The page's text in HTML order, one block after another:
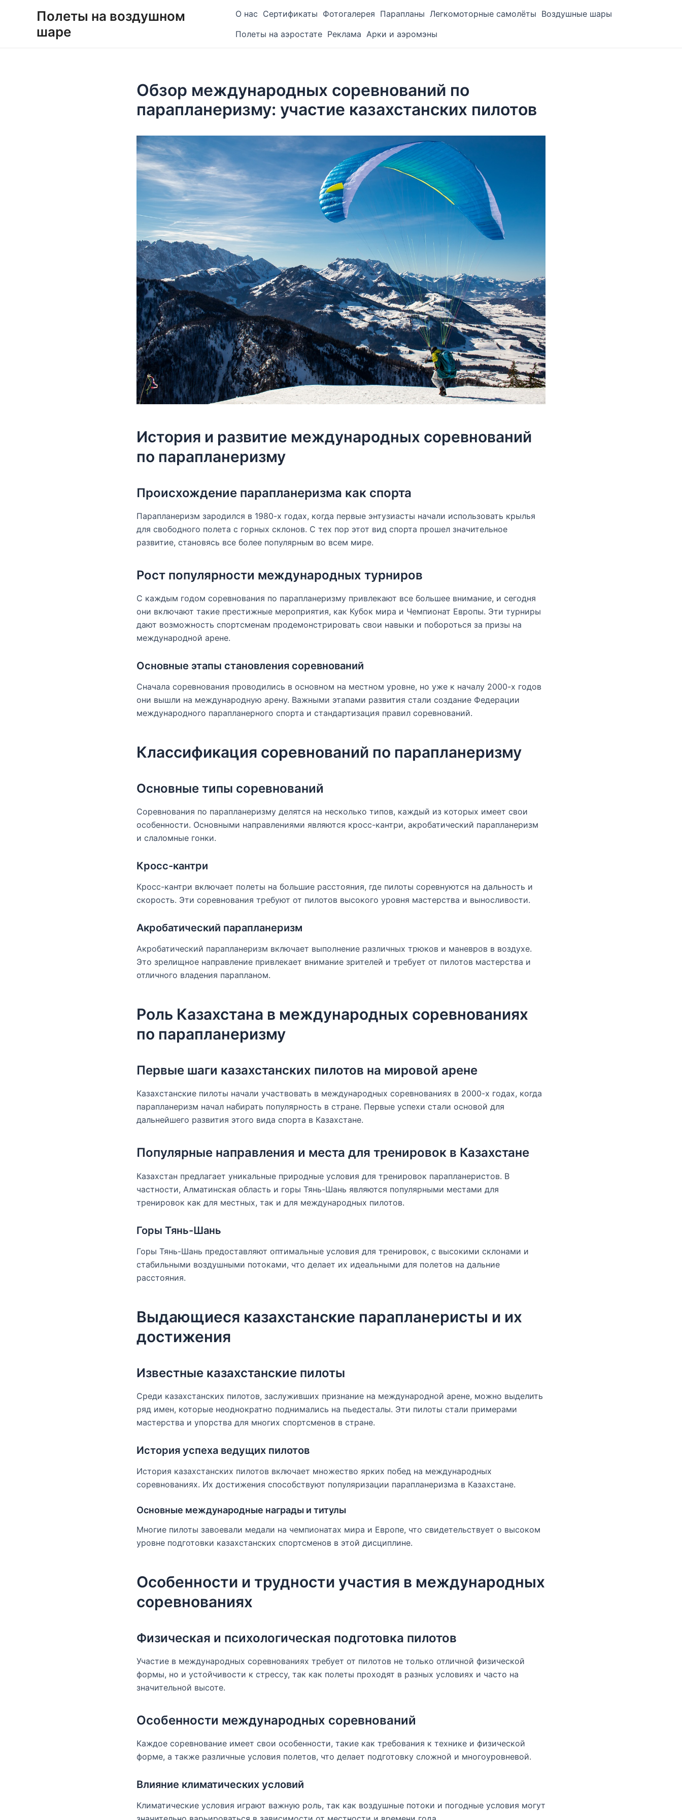
содержимому
Полеты на воздушном
шаре
О нас Сертификаты Фотогалерея Парапланы Легкомоторные самолёты Воздушные шары
Полеты на аэростате Реклама Арки и аэромэны
Обзор международных соревнований по
парапланеризму: участие казахстанских пилотов
История и развитие международных соревнований
по парапланеризму
Происхождение парапланеризма как спорта
Парапланеризм зародился в 1980-х годах, когда первые энтузиасты начали использовать крылья
для свободного полета с горных склонов. С тех пор этот вид спорта прошел значительное
развитие, становясь все более популярным во всем мире.
Рост популярности международных турниров
С каждым годом соревнования по парапланеризму привлекают все большее внимание, и сегодня
они включают такие престижные мероприятия, как Кубок мира и Чемпионат Европы. Эти турниры
дают возможность спортсменам продемонстрировать свои навыки и побороться за призы на
международной арене.
Основные этапы становления соревнований
Сначала соревнования проводились в основном на местном уровне, но уже к началу 2000-х годов
они вышли на международную арену. Важными этапами развития стали создание Федерации
международного парапланерного спорта и стандартизация правил соревнований.
Классификация соревнований по парапланеризму
Основные типы соревнований
Соревнования по парапланеризму делятся на несколько типов, каждый из которых имеет свои
особенности. Основными направлениями являются кросс-кантри, акробатический парапланеризм
и слаломные гонки.
Кросс-кантри
Кросс-кантри включает полеты на большие расстояния, где пилоты соревнуются на дальность и
скорость. Эти соревнования требуют от пилотов высокого уровня мастерства и выносливости.
Акробатический парапланеризм
Акробатический парапланеризм включает выполнение различных трюков и маневров в воздухе.
Это зрелищное направление привлекает внимание зрителей и требует от пилотов мастерства и
отличного владения парапланом.
Роль Казахстана в международных соревнованиях
по парапланеризму
Первые шаги казахстанских пилотов на мировой арене
Казахстанские пилоты начали участвовать в международных соревнованиях в 2000-х годах, когда
парапланеризм начал набирать популярность в стране. Первые успехи стали основой для
дальнейшего развития этого вида спорта в Казахстане.
Популярные направления и места для тренировок в Казахстане
Казахстан предлагает уникальные природные условия для тренировок парапланеристов. В
частности, Алматинская область и горы Тянь-Шань являются популярными местами для
тренировок как для местных, так и для международных пилотов.
Горы Тянь-Шань
Горы Тянь-Шань предоставляют оптимальные условия для тренировок, с высокими склонами и
стабильными воздушными потоками, что делает их идеальными для полетов на дальние
расстояния.
Выдающиеся казахстанские парапланеристы и их
достижения
Известные казахстанские пилоты
Среди казахстанских пилотов, заслуживших признание на международной арене, можно выделить
ряд имен, которые неоднократно поднимались на пьедесталы. Эти пилоты стали примерами
мастерства и упорства для многих спортсменов в стране.
История успеха ведущих пилотов
История казахстанских пилотов включает множество ярких побед на международных
соревнованиях. Их достижения способствуют популяризации парапланеризма в Казахстане.
Основные международные награды и титулы
Многие пилоты завоевали медали на чемпионатах мира и Европе, что свидетельствует о высоком
уровне подготовки казахстанских спортсменов в этой дисциплине.
Особенности и трудности участия в международных
соревнованиях
Физическая и психологическая подготовка пилотов
Участие в международных соревнованиях требует от пилотов не только отличной физической
формы, но и устойчивости к стрессу, так как полеты проходят в разных условиях и часто на
значительной высоте.
Особенности международных соревнований
Каждое соревнование имеет свои особенности, такие как требования к технике и физической
форме, а также различные условия полетов, что делает подготовку сложной и многоуровневой.
Влияние климатических условий
Климатические условия играют важную роль, так как воздушные потоки и погодные условия могут
записям